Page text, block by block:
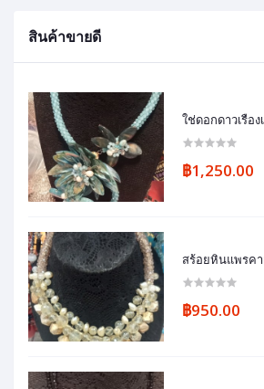
สินค้าขายดี
ใช่ดอกดาวเรือ
฿1,250.00
สร้อยหินแพรคา
฿950.00